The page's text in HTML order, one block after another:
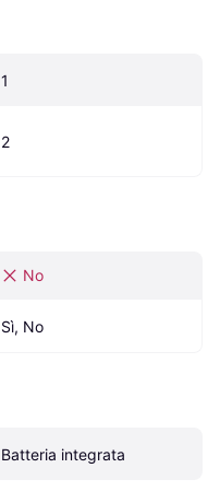
1
2
No
Sì, No
Batteria integrata